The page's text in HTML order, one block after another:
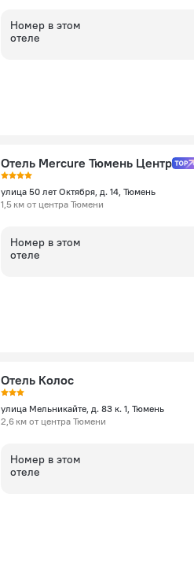
Номер в этом
отеле
Отель Mercure Тюмень Центр
улица 50 лет Октября, д. 14, Тюмень
1,5 км от центра Тюмени
Номер в этом
отеле
Отель Колос
улица Мельникайте, д. 83 к. 1, Тюмень
2,6 км от центра Тюмени
Номер в этом
отеле